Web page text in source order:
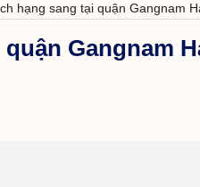
hạng sang tại quận Gangnam
Gangnam